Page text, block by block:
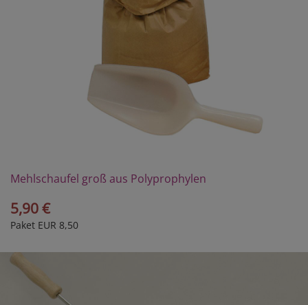
Mehlschaufel groß aus Polyprophylen
5,90 €
Paket EUR 8,50